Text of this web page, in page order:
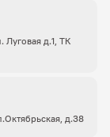
Луговая д.1, ТК
д.38